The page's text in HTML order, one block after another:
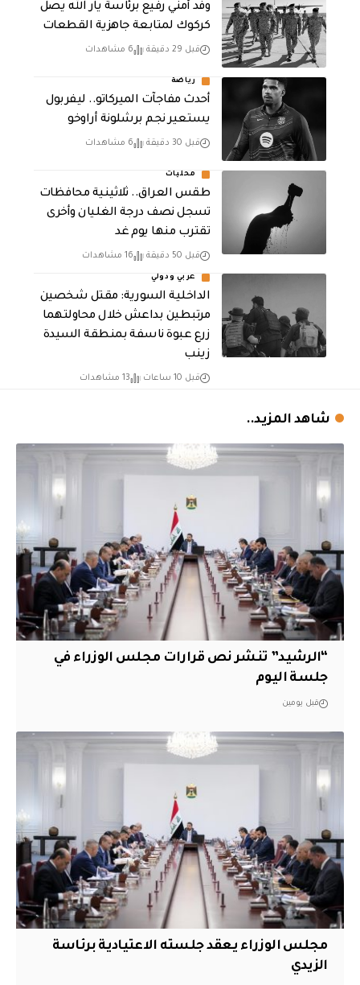
وفد أمني رفيع برئاسة يار الله يصل
كركوك لمتابعة جاهزية القطعات
قبل 29 دقيقة 6 مشاهدات
رياضة
أحدث مفاجآت الميركاتو.. ليفربول
يستعير نجم برشلونة أراوخو
قبل 30 دقيقة 6 مشاهدات
محليات
طقس العراق.. ثلاثينية محافظات
تسجل نصف درجة الغليان وأخرى
تقترب منها يوم غد
قبل 50 دقيقة 16 مشاهدات
عربي ودولي
الداخلية السورية: مقتل شخصين
مرتبطين بداعش خلال محاولتهما
زرع عبوة ناسفة بمنطقة السيدة
زينب
قبل 10 ساعات 13 مشاهدات
شاهد المزيد..
“الرشيد” تنشر نص قرارات مجلس الوزراء في
جلسة اليوم
قبل يومين
مجلس الوزراء يعقد جلسته الاعتيادية برئاسة
الزيدي